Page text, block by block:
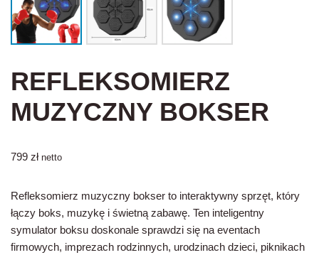
REFLEKSOMIERZ
MUZYCZNY BOKSER
799 zł netto
Refleksomierz muzyczny bokser to interaktywny sprzęt, który
łączy boks, muzykę i świetną zabawę. Ten inteligentny
symulator boksu doskonale sprawdzi się na eventach
firmowych, imprezach rodzinnych, urodzinach dzieci, piknikach